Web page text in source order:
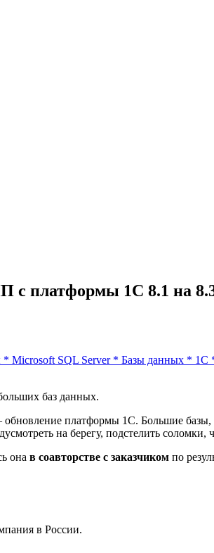
с платформы 1C 8.1 на
* Microsoft SQL Server* Базы данных * 1С
баз данных.
платформы 1С. Большие
на берегу, подстелить
она в соавторстве с заказчиком по
в России.